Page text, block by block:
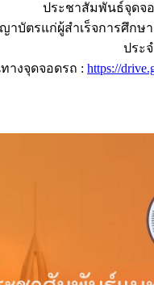
ประชาสัมพันธ์จุดจ
บัตรแก่ผู้สำเร็จการศึกษ
ประ
างจุดจอดรถ : https://